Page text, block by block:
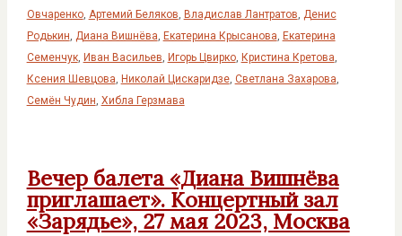
Овчаренко, Артемий Беляков Владислав Лантратов Денис
Родькин Диана Вишнёва Екатерина Крысанова Екатерина
Семенчук, Иван Васильев Игорь Цвирко, Кристина Кретова
Ксения Шевцова Николай Цискаридзе, Светлана Захарова
Семён Чудин Хибла Герзмава
Вечер балета «Диана Вишнёва
приглашает». Концертный зал
«Зарядье», 27 мая 2023, Москва